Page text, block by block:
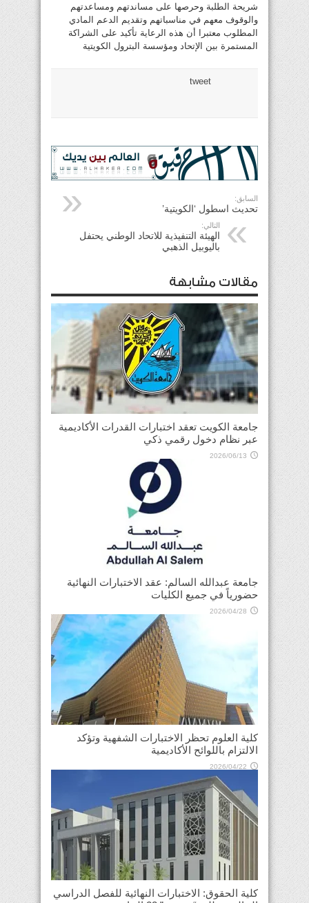
شريحة الطلبة وحرصها على مساندتهم ومساعدتهم
والوقوف معهم في مناسباتهم وتقديم الدعم المادي
المطلوب معتبرا أن هذه الرعاية تأكيد على الشراكة
المستمرة بين الإتحاد ومؤسسة البترول الكويتية
tweet
السابق:
تحديث اسطول ‘الكويتية’
التالي:
الهيئة التنفيذية للاتحاد الوطني يحتفل
باليوبيل الذهبي
مقالات مشابهة
جامعة الكويت تعقد اختبارات القدرات الأكاديمية
عبر نظام دخول رقمي ذكي
2026/06/13
جامعة عبدالله السالم: عقد الاختبارات النهائية
حضورياً في جميع الكليات
2026/04/28
كلية العلوم تحظر الاختبارات الشفهية وتؤكد
الالتزام باللوائح الأكاديمية
2026/04/22
كلية الحقوق: الاختبارات النهائية للفصل الدراسي